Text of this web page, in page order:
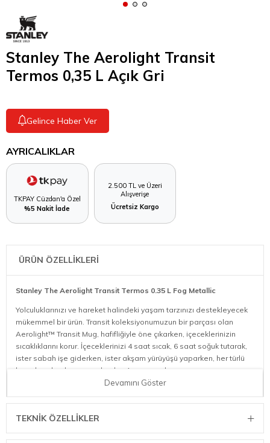
Stanley The Aerolight Transit
Termos 0,35 L Açık Gri
Gelince Haber Ver
AYRICALIKLAR
TKPAY Cüzdan'a Özel
%5 Nakit İade
2.500 TL ve Üzeri
Alışverişe
Ücretsiz Kargo
ÜRÜN ÖZELLİKLERİ
Stanley The Aerolight Transit Termos 0.35 L Fog Metallic
Yolculuklarınızı ve hareket halindeki yaşam tarzınızı destekleyecek
mükemmel bir ürün. Transit koleksiyonumuzun bir parçası olan
Aerolight™ Transit Mug, hafifliğiyle öne çıkarken, içeceklerinizin
sıcaklıklarını korur. İçeceklerinizi 4 saat sıcak, 6 saat soğuk tutarak,
ister sabah işe giderken, ister akşam yürüyüşü yaparken, her türlü
hava koşulunda yanınızda olur. Ayrıca, sızdırmaz yapısı ve
kilitlenebilir içim kapağı sayesinde, çantanıza atıp dökülme
makinesinde yıkanabilir ve BPA içermeyen yapısıyla temizlik
açısından oldukça pratiktir. Transit Mug’larımız, Stanley’nin standart
Devamını Göster
TEKNIK ÖZELLIKLER